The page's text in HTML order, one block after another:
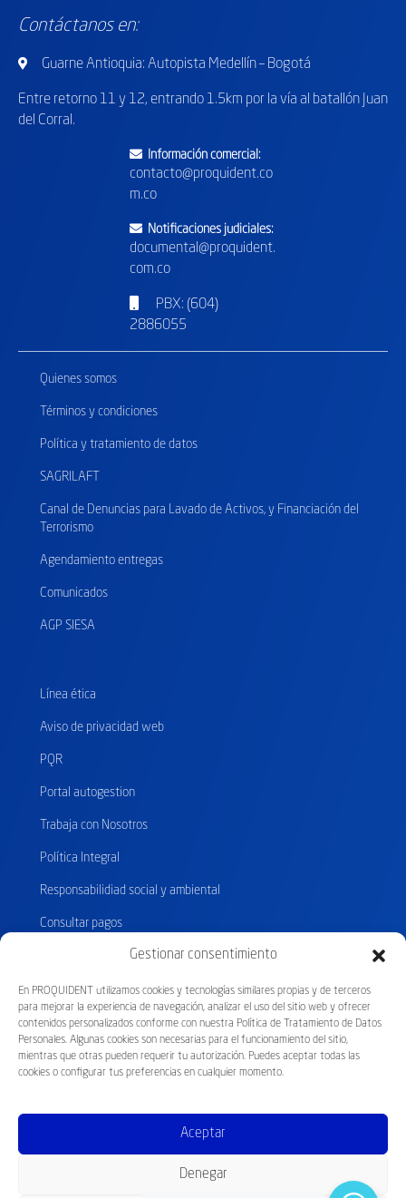
Gestionar consentimiento
En PROQUIDENT utilizamos cookies y tecnologías similares propias y de terceros
para mejorar la experiencia de navegación, analizar el uso del sitio web y ofrecer
contenidos personalizados conforme con nuestra Política de Tratamiento de Datos
Personales. Algunas cookies son necesarias para el funcionamiento del sitio,
mientras que otras pueden requerir tu autorización. Puedes aceptar todas las
cookies o configurar tus preferencias en cualquier momento.
Aceptar
Denegar
Contáctanos en:
Guarne Antioquia: Autopista Medellín – Bogotá
Entre retorno 11 y 12, entrando 1.5km por la vía al batallón Juan
del Corral.
Información comercial:
contacto@proquident.co
m.co
Notificaciones judiciales:
documental@proquident.
com.co
PBX: (604)
2886055
Quienes somos
Términos y condiciones
Política y tratamiento de datos
SAGRILAFT
Canal de Denuncias para Lavado de Activos, y Financiación del
Terrorismo
Agendamiento entregas
Comunicados
AGP SIESA
Línea ética
Aviso de privacidad web
PQR
Portal autogestion
Trabaja con Nosotros
Política Integral
Responsabilidiad social y ambiental
Consultar pagos
Certificadospor el
FacebookInstagram